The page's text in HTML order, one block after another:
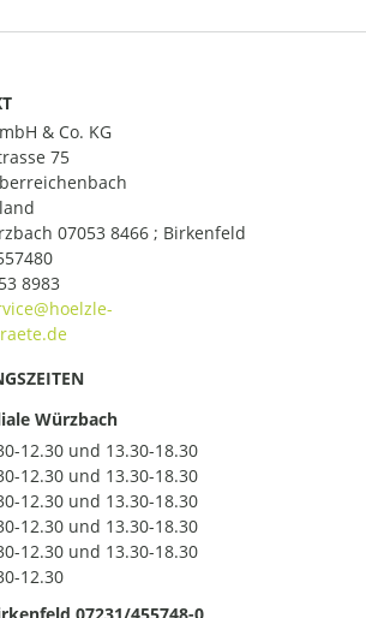
& Co. KG
75
07053 8466 ; Birkenfeld
8983
Würzbach
12.30 und 13.30-18.30
12.30 und 13.30-18.30
12.30 und 13.30-18.30
12.30 und 13.30-18.30
12.30 und 13.30-18.30
12.30